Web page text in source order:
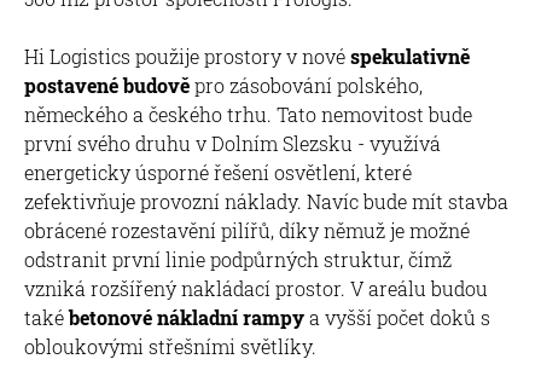
Hi Logistics použije prostory v novéspekulativně
postavené budověpro zásobování polského,
německého a českého trhu. Tato nemovitost bude
první svého druhu v Dolním Slezsku - využívá
energeticky úsporné řešení osvětlení, které
zefektivňuje provozní náklady. Navíc bude mít stavba
obrácené rozestavění pilířů, díky němuž je možné
odstranit první linie podpůrných struktur, čímž
vzniká rozšířený nakládací prostor. V areálu budou
takébetonové nákladní rampya vyšší počet doků s
obloukovými střešními světlíky.